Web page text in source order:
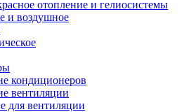
отопление и гелиосистемы
и воздушное
кондиционеров
вентиляции
для вентиляции